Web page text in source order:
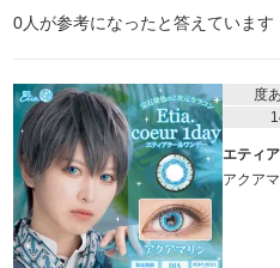
0人が参考になったと答えています
度
エティ
アクア